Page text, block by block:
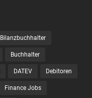
Bilanzbuchhalter
Buchhalter
DATEV Debitoren
Finance Jobs